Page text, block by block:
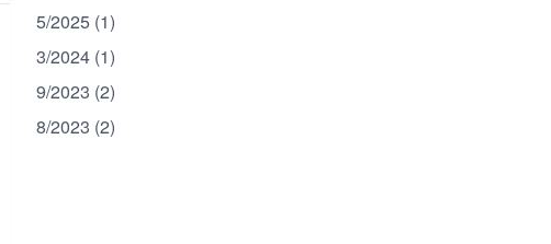
5/2025 (1)
3/2024 (1)
9/2023 (2)
8/2023 (2)